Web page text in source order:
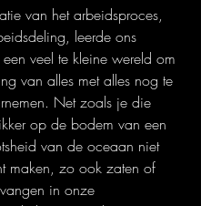
van het arbeidsproces,
leerde ons
veel te kleine wereld om
van alles met alles nog te
Net zoals je die
op de bodem van een
van de oceaan niet
maken, zo ook zaten of
in onze